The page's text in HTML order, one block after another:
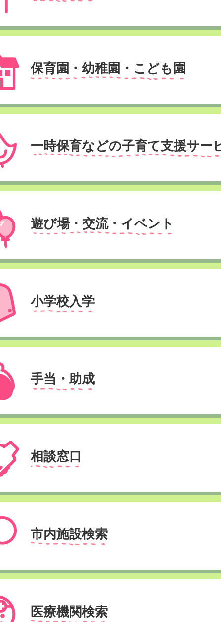
保育園・幼稚園・こども園
一時保育などの子育て支援サー
遊び場・交流・イベント
小学校入学
手当・助成
相談窓口
市内施設検索
医療機関検索